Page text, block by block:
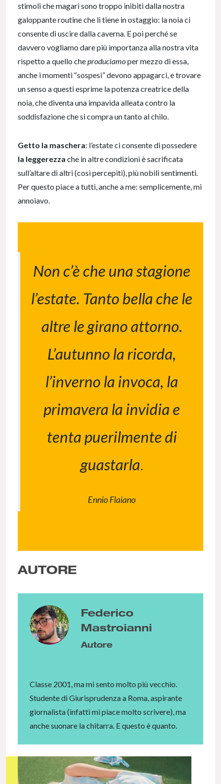
stimoli che magari sono troppo inibiti dalla nostra
galoppante routine che li tiene in ostaggio: la noia ci
consente di uscire dalla caverna. E poi perché se
davvero vogliamo dare più importanza alla nostra vita
rispetto a quello cheproduciamoper mezzo di essa,
anche i momenti “sospesi” devono appagarci, e trovare
un senso a questi esprime la potenza creatrice della
noia, che diventa una impavida alleata contro la
soddisfazione che si compra un tanto al chilo.
Getto la maschera: l’estate ci consente di possedere
la leggerezza che in altre condizioni è sacrificata
sull’altare di altri (così percepiti), più nobili sentimenti.
Per questo piace a tutti, anche a me: semplicemente, mi
annoiavo.
Non c’è che una stagione
l’estate. Tanto bella che le
altre le girano attorno.
L’autunno la ricorda,
l’inverno la invoca, la
primavera la invidia e
tenta puerilmente di
guastarla.
Ennio Flaiano
AUTORE
Federico
Mastroianni
Autore
Classe 2001, ma mi sento molto più vecchio.
Studente di Giurisprudenza a Roma, aspirante
giornalista (infatti mi piace molto scrivere), ma
anche suonare la chitarra. E questo è quanto.